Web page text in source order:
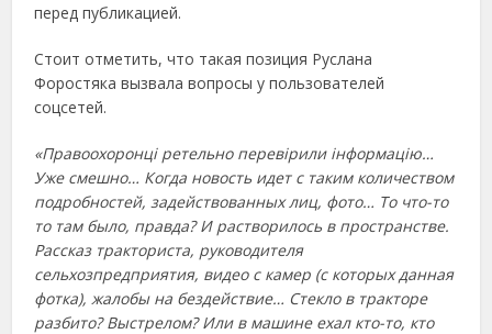
перед публикацией.
Стоит отметить, что такая позиция Руслана
Форостяка вызвала вопросы у пользователей
соцсетей.
«Правоохоронці ретельно перевірили інформацію…
Уже смешно… Когда новость идет с таким количеством
подробностей, задействованных лиц, фото… То что-то
то там было, правда? И растворилось в пространстве.
Рассказ тракториста, руководителя
сельхозпредприятия, видео с камер (с которых данная
фотка), жалобы на бездействие… Стекло в тракторе
разбито? Выстрелом? Или в машине ехал кто-то, кто